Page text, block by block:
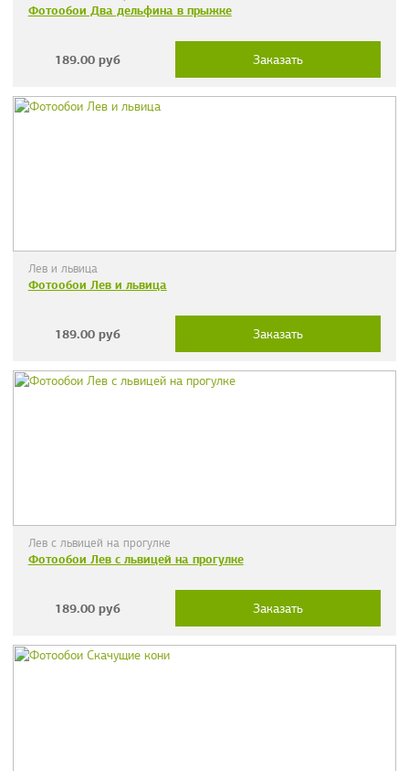
Фотообои Два дельфина в прыжке
189.00 руб Заказать
Лев и львица
Фотообои Лев и львица
189.00 руб Заказать
Лев с львицей на прогулке
Фотообои Лев с львицей на прогулке
189.00 руб Заказать